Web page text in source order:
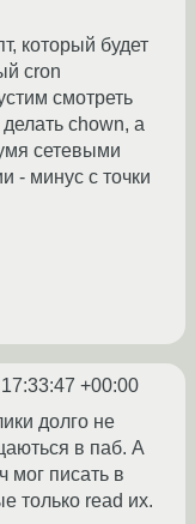
который будет
cron
смотреть
chown, а
сетевыми
- минус с точки
+00:00
долго не
в паб. А
мог писать в
только read их.